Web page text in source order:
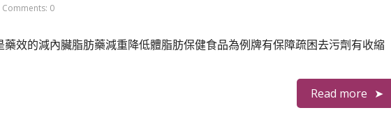
Comments: 0
藥效的減內臟脂肪藥減重降低體脂肪保健食品為例牌有保障疏困去污劑有收縮
Read more